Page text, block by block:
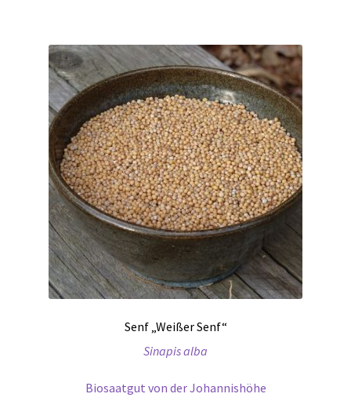
Senf „Weißer Senf“
Sinapis alba
Biosaatgut von der Johannishöhe